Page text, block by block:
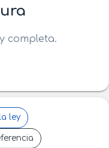
completa.
ley